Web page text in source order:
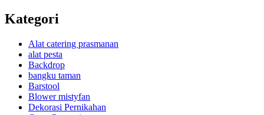
Kategori
Alat catering prasmanan
alat pesta
Backdrop
bangku taman
Barstool
Blower mistyfan
Dekorasi Pernikahan